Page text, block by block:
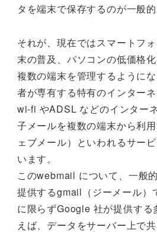
タを端末で保存するのが一般的
それが、現在ではスマートフ
末の普及、パソコンの低価格
複数の端末を管理するように
者が専有する特有のインターネ
wi-fi やADSL などのインター
子メールを複数の端末から利
ェブメール）といわれるサー
います。
このwebmail について、一般
提供するgmail（ジーメール）
に限らずGoogle 社が提供する
えば、データをサーバー上で